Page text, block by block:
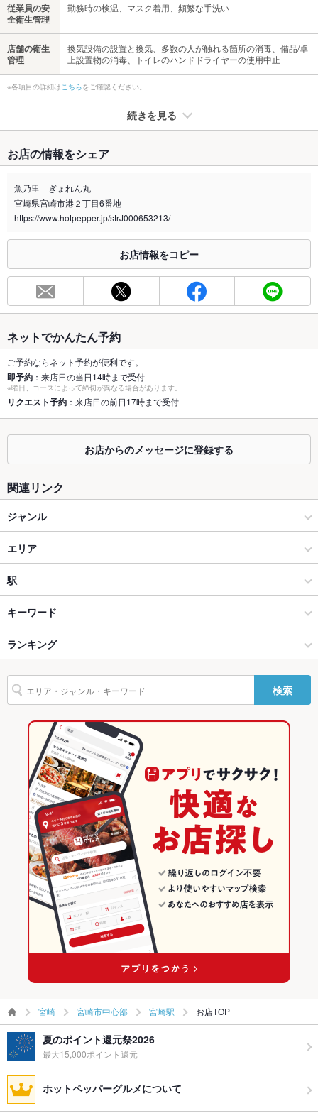
従業員の安
全衛生管理
勤務時の検温、マスク着用、頻繁な手洗い
店舗の衛生
管理
換気設備の設置と換気、多数の人が触れる箇所の消毒、備品/卓
上設置物の消毒、トイレのハンドドライヤーの使用中止
※各項目の詳細はこちらをご確認ください。
続きを見る
禁煙・喫煙 全席禁煙
喫煙専用室 なし
※2020年4月1日～受動喫煙対策に関する法律が施行されています。正しい情報はお店へお問い
総席数 80席
最大宴会収
80人
個室 なし
座敷 あり ：ございます。
掘りごたつ なし
カウンター なし
ソファー あり
テラス席
貸切
設備
Wi-Fi
ー
駐車場
あり ：40台+近所に第2駐車場もあり。観光バスも楽々駐車でき
その他設備
なし
食べ放題 なし
お子様連れ お子様連れ歓迎
ウェディン
グパーティ
ー二次会
－
－
お店の情報をシェア
魚乃里 ぎょれん丸
宮崎県宮崎市港２丁目6番地
https://www.hotpepper.jp/strJ000653213/
お店情報をコピー
ネットでかんたん予約
ご予約ならネット予約が便利です。
即予約 ：来店日の当日14時まで受付
※曜日、コースによって締切が異なる場合があります。
リクエスト予約 ：来店日の前日17時まで受付
お店からのメッセージに登録する
関連リンク
ジャンル
居酒屋
海鮮
宮崎市中心部 × 居酒屋
宮崎市中心部 × 海鮮
宮崎駅 × 居酒屋
宮崎駅 × 海鮮
エリア
宮崎駅
宮崎駅 × 居酒屋
宮崎駅 × 海鮮
宮崎
宮崎 × 居酒屋
宮崎 × 海鮮
駅
南宮崎駅
宮崎駅
宮崎神宮駅
キーワード
からあげ 茶碗蒸し
ランキング
宮崎のグルメランキング
宮崎の居酒屋ランキング
宮崎の海鮮ランキング
宮崎市中心部のグルメランキング
宮崎市中心部の居酒屋ランキング
宮崎市中心部の海鮮ランキング
宮崎駅のグルメランキング
宮崎駅の居酒屋ランキング
宮崎駅の海鮮ランキング
検索
宮崎 宮崎市中心部 宮崎駅 お店TOP
夏のポイント還元祭2026
最大15,000ポイント還元
ホットペッパーグルメについて